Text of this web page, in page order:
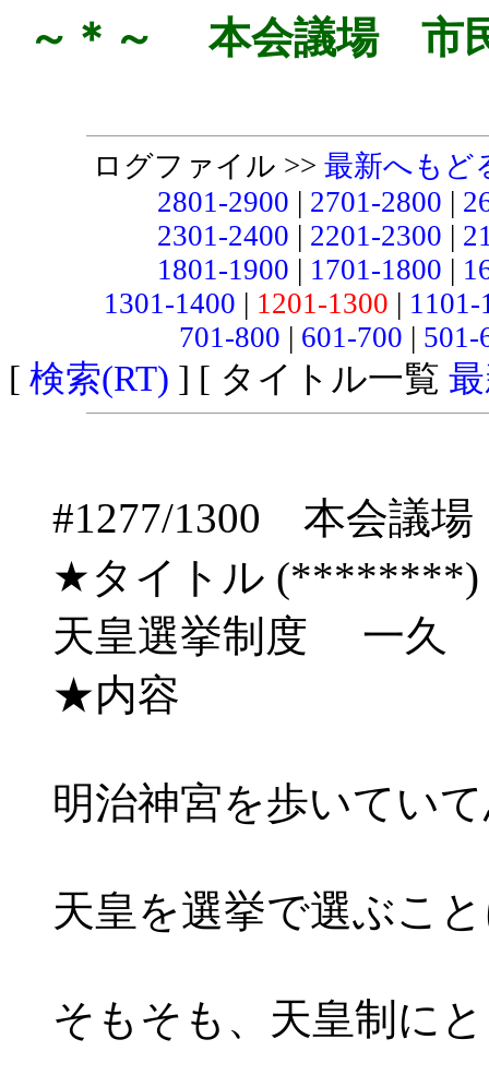
～＊～ 本会議場 市
ログファイル >> 最新へもど
2801-2900 | 2701-2800 |
2301-2400 | 2201-2300 |
1801-1900 | 1701-1800 |
1301-1400 | 1201-1300 |
701-800 | 601-700 |
[ 検索(RT) ] [ タイトル一覧
#1277/1300 本会議
★タイトル (********)
天皇選挙制度 一久
★内容
明治神宮を歩いてい
天皇を選挙で選ぶこ
そもそも、天皇制に